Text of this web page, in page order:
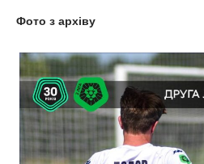
Фото з архіву